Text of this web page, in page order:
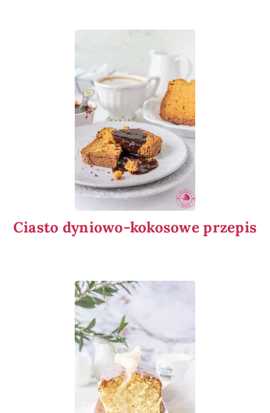
Ciasto dyniowo-kokosowe przepis